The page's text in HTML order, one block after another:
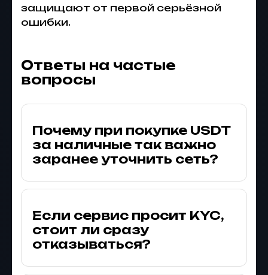
защищают от первой серьёзной
ошибки.
Ответы на частые
вопросы
Почему при покупке USDT
за наличные так важно
заранее уточнить сеть?
Если сервис просит KYC,
стоит ли сразу
отказываться?